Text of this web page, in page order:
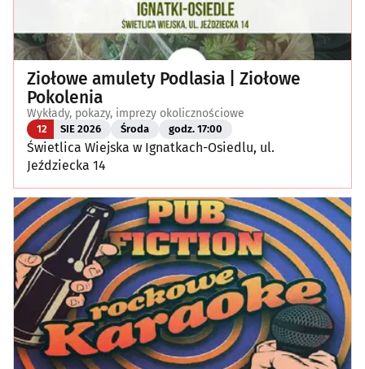
Ziołowe amulety Podlasia | Ziołowe
Pokolenia
Wykłady, pokazy, imprezy okolicznościowe
12 SIE 2026 Środa godz. 17:00
Świetlica Wiejska w Ignatkach-Osiedlu, ul.
Jeździecka 14